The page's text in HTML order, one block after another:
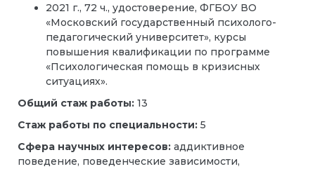
2021 г., 72 ч., удостоверение, ФГБОУ ВО
«Московский государственный психолого-
педагогический университет», курсы
повышения квалификации по программе
«Психологическая помощь в кризисных
ситуациях».
Общий стаж работы: 13
Стаж работы по специальности: 5
Сфера научных интересов: аддиктивное
поведение, поведенческие зависимости,